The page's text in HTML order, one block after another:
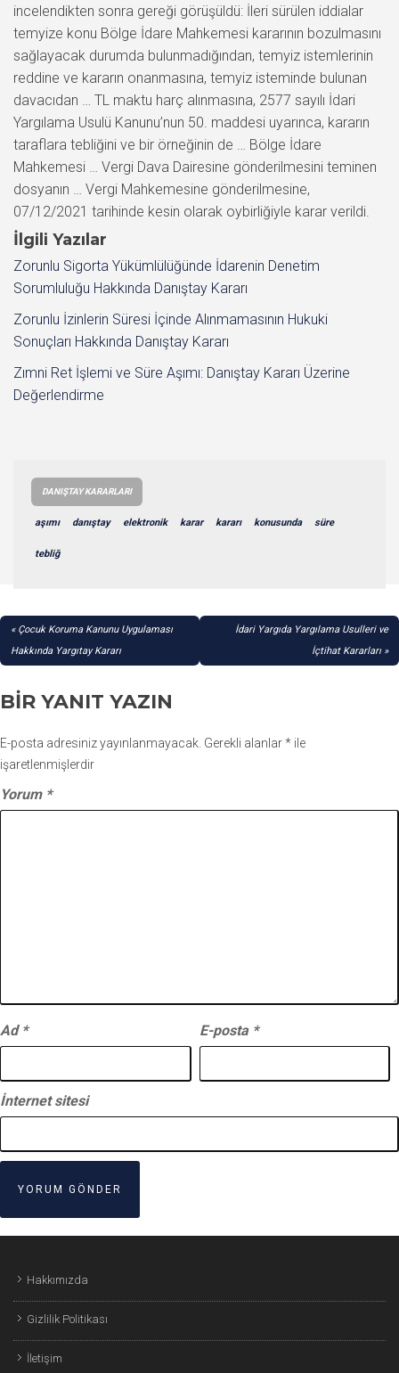
incelendikten sonra gereği görüşüldü: İleri sürülen iddialar
temyize konu Bölge İdare Mahkemesi kararının bozulmasını
sağlayacak durumda bulunmadığından, temyiz istemlerinin
reddine ve kararın onanmasına, temyiz isteminde bulunan
davacıdan … TL maktu harç alınmasına, 2577 sayılı İdari
Yargılama Usulü Kanunu’nun 50. maddesi uyarınca, kararın
taraflara tebliğini ve bir örneğinin de … Bölge İdare
Mahkemesi … Vergi Dava Dairesine gönderilmesini teminen
dosyanın … Vergi Mahkemesine gönderilmesine,
07/12/2021 tarihinde kesin olarak oybirliğiyle karar verildi.
İlgili Yazılar
Zorunlu Sigorta Yükümlülüğünde İdarenin Denetim
Sorumluluğu Hakkında Danıştay Kararı
Zorunlu İzinlerin Süresi İçinde Alınmamasının Hukuki
Sonuçları Hakkında Danıştay Kararı
Zımni Ret İşlemi ve Süre Aşımı: Danıştay Kararı Üzerine
Değerlendirme
DANIŞTAY KARARLARI
aşımı danıştay elektronik karar kararı konusunda süre
tebliğ
YAZI
GEZINMESI
Çocuk Koruma Kanunu Uygulaması
Hakkında Yargıtay Kararı
İdari Yargıda Yargılama Usulleri ve
İçtihat Kararları
BIR YANIT YAZIN
E-posta adresiniz yayınlanmayacak. Gerekli alanlar* ile
işaretlenmişlerdir
Yorum *
Ad * E-posta *
İnternet sitesi
Hakkımızda
Gizlilik Politikası
İletişim